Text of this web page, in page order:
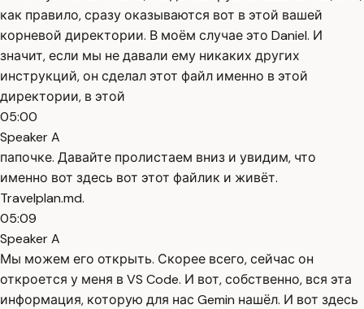
как правило, сразу оказываются вот в этой вашей
корневой директории. В моём случае это Daniel. И
значит, если мы не давали ему никаких других
инструкций, он сделал этот файл именно в этой
директории, в этой
05:00
Speaker A
папочке. Давайте пролистаем вниз и увидим, что
именно вот здесь вот этот файлик и живёт.
Travelplan.md.
05:09
Speaker A
Мы можем его открыть. Скорее всего, сейчас он
откроется у меня в VS Code. И вот, собственно, вся эта
информация, которую для нас Gemin нашёл. И вот здесь